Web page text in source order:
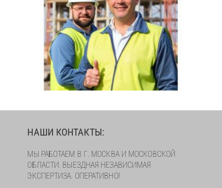
НАШИ КОНТАКТЫ:
МЫ РАБОТАЕМ В Г. МОСКВА И МОСКОВСКОЙ
ОБЛАСТИ. ВЫЕЗДНАЯ НЕЗАВИСИМАЯ
ЭКСПЕРТИЗА. ОПЕРАТИВНО!